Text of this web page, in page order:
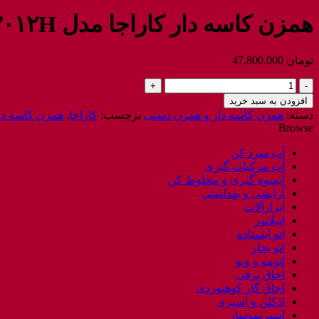
همزن کاسه دار کاراجا مدل PROFASHION ۳۰۱۲H
تومان
همزن
کاسه
دار
کاراجا
PROFASHION
3012H
عدد
افزودن به سبد خرید
دسته: همزن کاسه دار و همزن دستی برچسب: کاراجا, همزن کاسه
Browse
آب سرد کن
آب مرکبات گیری
آبمیوه گیری و مخلوط کن
آرایشی و بهداشتی
ابزارآلات
اپیلاتور
اتو ایستاده
اتو بخار
اتومو و ویو
اجاق برقی
اجاق گاز کوهنوردی
ادکلن و اسپری
اسپرسوساز